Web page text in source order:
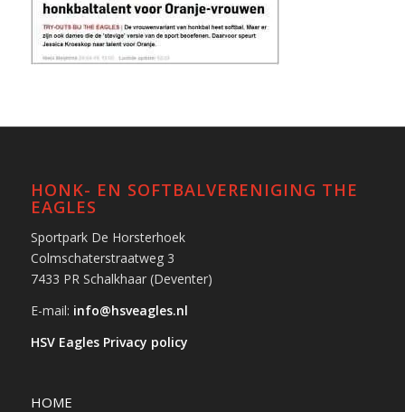
HONK- EN SOFTBALVERENIGING THE
EAGLES
Sportpark De Horsterhoek
Colmschaterstraatweg 3
7433 PR Schalkhaar (Deventer)
E-mail: info@hsveagles.nl
HSV Eagles Privacy policy
HOME